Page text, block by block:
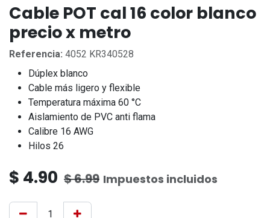
Cable POT cal 16 color blanco
precio x metro
Referencia: 4052 KR340528
Dúplex blanco
Cable más ligero y flexible
Temperatura máxima 60 °C
Aislamiento de PVC anti flama
Calibre 16 AWG
Hilos 26
$ 4.90 $6.99 Impuestos incluidos